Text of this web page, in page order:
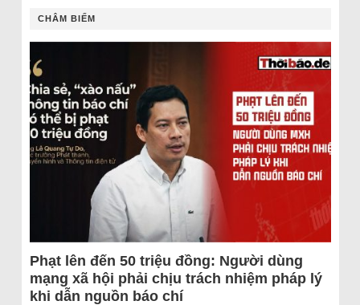
CHÂM BIẾM
Phạt lên đến 50 triệu đồng: Người dùng
mạng xã hội phải chịu trách nhiệm pháp lý
khi dẫn nguồn báo chí